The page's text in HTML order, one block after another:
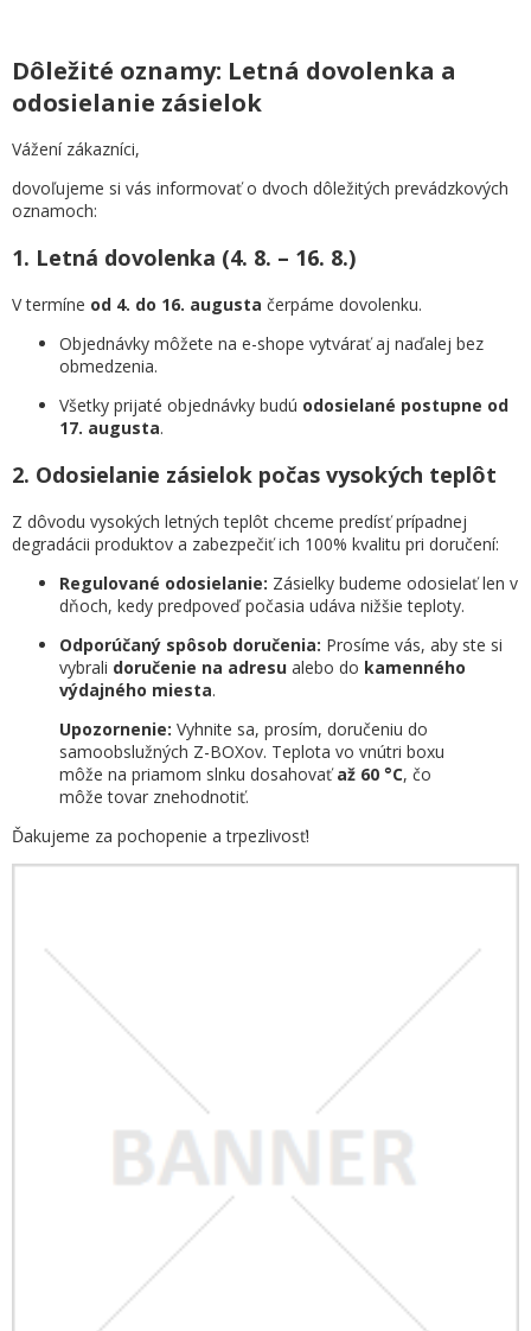
Dôležité oznamy: Letná dovolenka a
odosielanie zásielok
Vážení zákazníci,
dovoľujeme si vás informovať o dvoch dôležitých prevádzkových
oznamoch:
1. Letná dovolenka (4. 8. – 16. 8.)
V termíne od 4. do 16. augusta čerpáme dovolenku.
Objednávky môžete na e-shope vytvárať aj naďalej bez
obmedzenia.
Všetky prijaté objednávky budú odosielané postupne od
17. augusta.
2. Odosielanie zásielok počas vysokých teplôt
Z dôvodu vysokých letných teplôt chceme predísť prípadnej
degradácii produktov a zabezpečiť ich 100% kvalitu pri doručení:
Regulované odosielanie: Zásielky budeme odosielať len v
dňoch, kedy predpoveď počasia udáva nižšie teploty.
Odporúčaný spôsob doručenia: Prosíme vás, aby ste si
vybrali doručenie na adresu alebo do kamenného
výdajného miesta.
Upozornenie: Vyhnite sa, prosím, doručeniu do
samoobslužných Z-BOXov. Teplota vo vnútri boxu
môže na priamom slnku dosahovaťaž 60 °C, čo
môže tovar znehodnotiť.
Ďakujeme za pochopenie a trpezlivosť!